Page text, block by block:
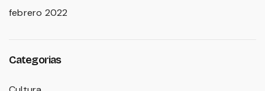
febrero 2022
Categorias